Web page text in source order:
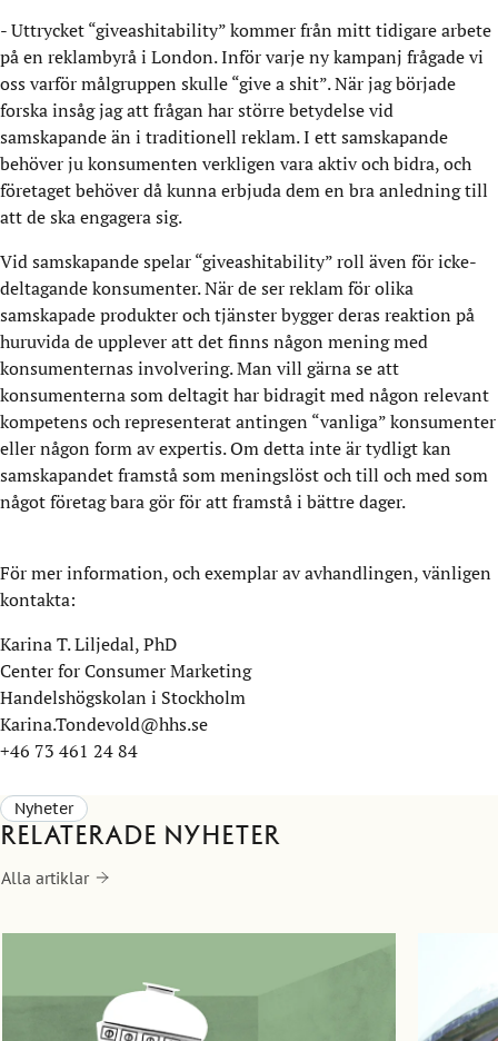
- Uttrycket “giveashitability” kommer från mitt tidigare arbete
på en reklambyrå i London. Inför varje ny kampanj frågade vi
oss varför målgruppen skulle “give a shit”. När jag började
forska insåg jag att frågan har större betydelse vid
samskapande än i traditionell reklam. I ett samskapande
behöver ju konsumenten verkligen vara aktiv och bidra, och
företaget behöver då kunna erbjuda dem en bra anledning till
att de ska engagera sig.
Vid samskapande spelar “giveashitability” roll även för icke-
deltagande konsumenter. När de ser reklam för olika
samskapade produkter och tjänster bygger deras reaktion på
huruvida de upplever att det finns någon mening med
konsumenternas involvering. Man vill gärna se att
konsumenterna som deltagit har bidragit med någon relevant
kompetens och representerat antingen “vanliga” konsumenter
eller någon form av expertis. Om detta inte är tydligt kan
samskapandet framstå som meningslöst och till och med som
något företag bara gör för att framstå i bättre dager.
För mer information, och exemplar av avhandlingen, vänligen
kontakta:
Karina T. Liljedal, PhD
Center for Consumer Marketing
Handelshögskolan i Stockholm
Karina.Tondevold@hhs.se
+46 73 461 24 84
Nyheter
Relaterade nyheter
Alla artiklar